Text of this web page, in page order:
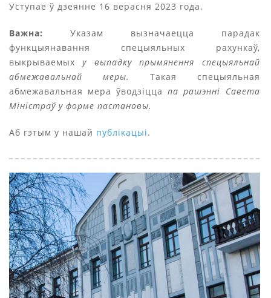
Уступае ў дзеянне 16 верасня 2023 года.
Важна:
Указам вызначаецца парадак
функцыянавання спецыяльных рахункаў,
выкрываемыху выпадку прымянення спецыяльнай
абмежавальнай меры.
Такая спецыяльная
абмежавальная мера ўводзіццапа рашэнні Савета
Міністраў у форме пастановы.
Аб гэтым у нашай публікацыі.